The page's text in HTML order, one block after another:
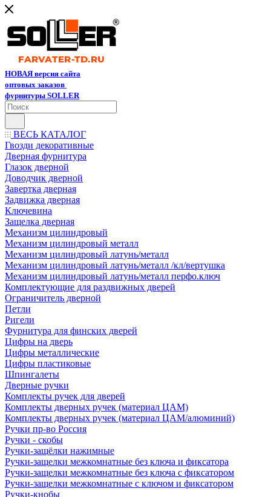
НОВАЯ версия сайта
оптовых заказов
фурнитуры SOLLER
ВЕСЬ КАТАЛОГ
Гвозди декоративные
Дверная фурнитура
Глазок дверной
Доводчик дверной
Завертка дверная
Задвижка дверная
Ключевина
Защелка дверная
Механизм цилиндровый
Механизм цилиндровый металл
Механизм цилиндровый латунь/металл
Механизм цилиндровый латунь/металл /кл/вертушка
Механизм цилиндровый латунь/металл перфо.ключ
Комплектующие для раздвижных дверей
Ограничитель дверной
Петли
Ригели
Фурнитура для финских дверей
Цифры на дверь
Цифры металлические
Цифры пластиковые
Шпингалеты
Дверные ручки
Комплекты ручек для дверей
Комплекты дверных ручек (материал ЦАМ)
Комплекты дверных ручек (материал ЦАМ/алюминий)
Ручки пр-во Россия
Ручки - скобы
Ручки-защёлки нажимные
Ручки-защелки межкомнатные без ключа и фиксатора
Ручки-защелки межкомнатные без ключа с фиксатором
Ручки-защелки межкомнатные с ключом и фиксатором
Ручки-кнобы